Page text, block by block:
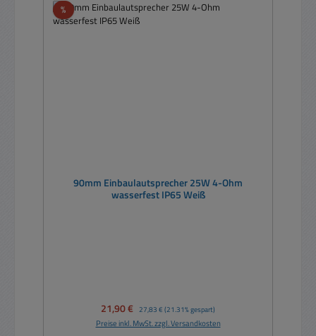
%Rabatt
90mm Einbaulautsprecher 25W 4-Ohm
wasserfest IP65 Weiß
Verkaufspreis:
21,90 € Regulärer Preis:
27,83 € (21.31% gespart)
Preise inkl. MwSt. zzgl. Versandkosten